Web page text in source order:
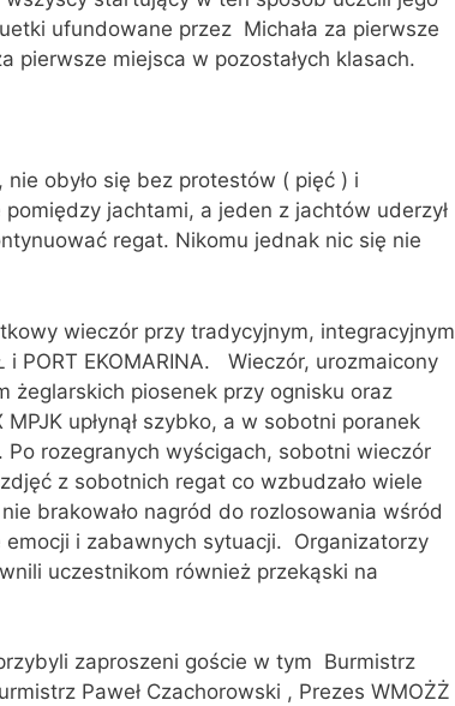
ufundowane przez Michała za pierwsze
pierwsze miejsca w pozostałych klasach.
obyło się bez protestów ( pięć ) i
jachtami, a jeden z jachtów uderzył
regat. Nikomu jednak nic się nie
wieczór przy tradycyjnym, integracyjnym
PORT EKOMARINA. Wieczór, urozmaicony
żeglarskich piosenek przy ognisku oraz
upłynął szybko, a w sobotni poranek
rozegranych wyścigach, sobotni wieczór
z sobotnich regat co wzbudzało wiele
brakowało nagród do rozlosowania wśród
i zabawnych sytuacji. Organizatorzy
uczestnikom również przekąski na
zaproszeni goście w tym Burmistrz
Paweł Czachorowski , Prezes WMOŻŻ